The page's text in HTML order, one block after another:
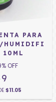
PARA
HUMIDIFI
10ML
% OFF
$11.05